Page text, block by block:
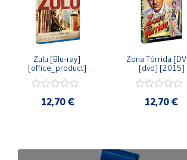
Zulu [Blu-ray]
[office_product]
12,70 €
Zona Tórrida
[dvd] [2015]
12,70 €